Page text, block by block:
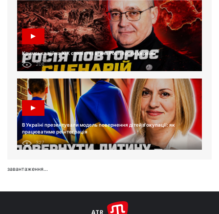
Кримська війна XIX століття і війна Росії проти України
208
В Україні презентували модель повернення дітей з окупації: як
працюватиме реінтеграція
327
завантаження...